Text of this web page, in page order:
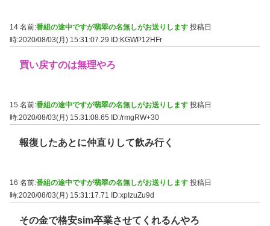
14 名前:番組の途中ですが翡翠の名無しがお送りします 投稿日
時:2020/08/03(月) 15:31:07.29
ID:KGWP12HFr
買い戻すのは無理やろ
15 名前:番組の途中ですが翡翠の名無しがお送りします 投稿日
時:2020/08/03(月) 15:31:08.65
ID:/rmgRW+30
報復したあとに仲直りして飲み行く
16 名前:番組の途中ですが翡翠の名無しがお送りします 投稿日
時:2020/08/03(月) 15:31:17.71 ID:xpIzuZu9d
その金で格安sim卒業させてくれるんやろ